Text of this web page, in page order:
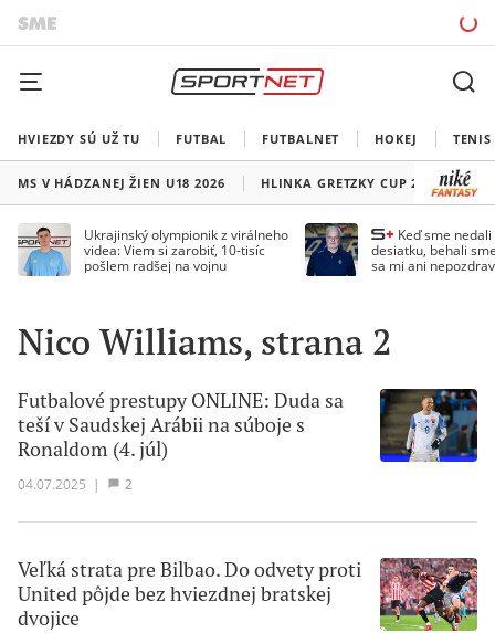
HVIEZDY SÚ UŽ TU FUTBAL FUTBALNET HOKEJ TENIS
MS V HÁDZANEJ ŽIEN U18 2026 HLINKA GRETZKY CUP 2026
Ukrajinský olympionik z virálneho
videa: Viem si zarobiť, 10-tisíc
pošlem radšej na vojnu
Keď sme
desiatku, behali
sa mi ani
Nico Williams, strana 2
Futbalové prestupy ONLINE: Duda sa
teší v Saudskej Arábii na súboje s
Ronaldom (4. júl)
04.07.2025 | 2
Veľká strata pre Bilbao. Do odvety proti
United pôjde bez hviezdnej bratskej
dvojice